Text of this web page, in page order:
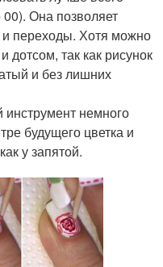
Она позволяет
и переходы. Хотя можно
дотсом, так как рисунок
и без лишних
инструмент немного
будущего цветка и
у запятой.